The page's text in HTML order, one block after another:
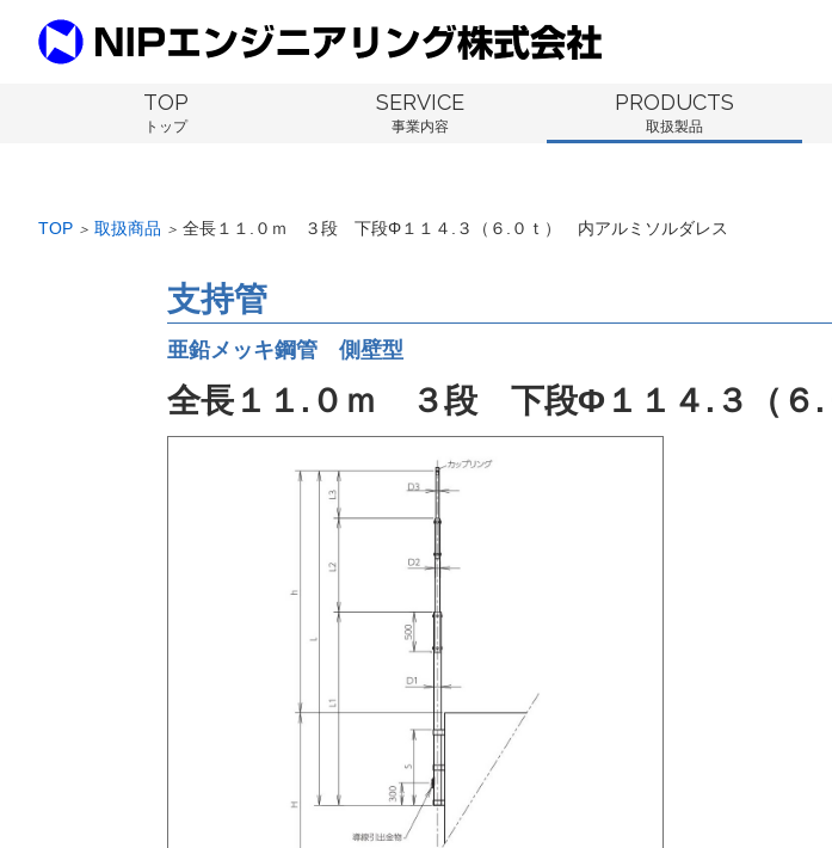
TOP
トップ
SERVICE
事業内容
PRODUCTS
取扱製品
TOP ＞ 取扱商品 ＞ 全長１１.０ｍ ３段 下段Φ１１４.３（６.０ｔ） 内アルミソルダレス
支持管
亜鉛メッキ鋼管 側壁型
全長１１.０ｍ ３段 下段Φ１１４.３（６